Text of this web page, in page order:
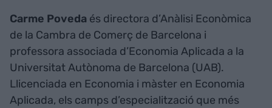
Carme Poveda és directora d’Anàlisi Econòmica
de la Cambra de Comerç de Barcelona i
professora associada d’Economia Aplicada a la
Universitat Autònoma de Barcelona (UAB).
Llicenciada en Economia i màster en Economia
Aplicada, els camps d’especialització que més